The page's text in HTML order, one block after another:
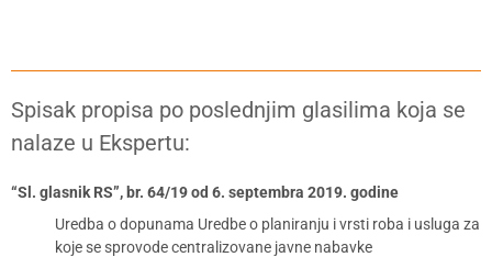
Spisak propisa po poslednjim glasilima koja se
nalaze u Ekspertu:
“Sl. glasnik RS”, br. 64/19 od 6. septembra 2019. godine
Uredba o dopunama Uredbe o planiranju i vrsti roba i usluga za
koje se sprovode centralizovane javne nabavke